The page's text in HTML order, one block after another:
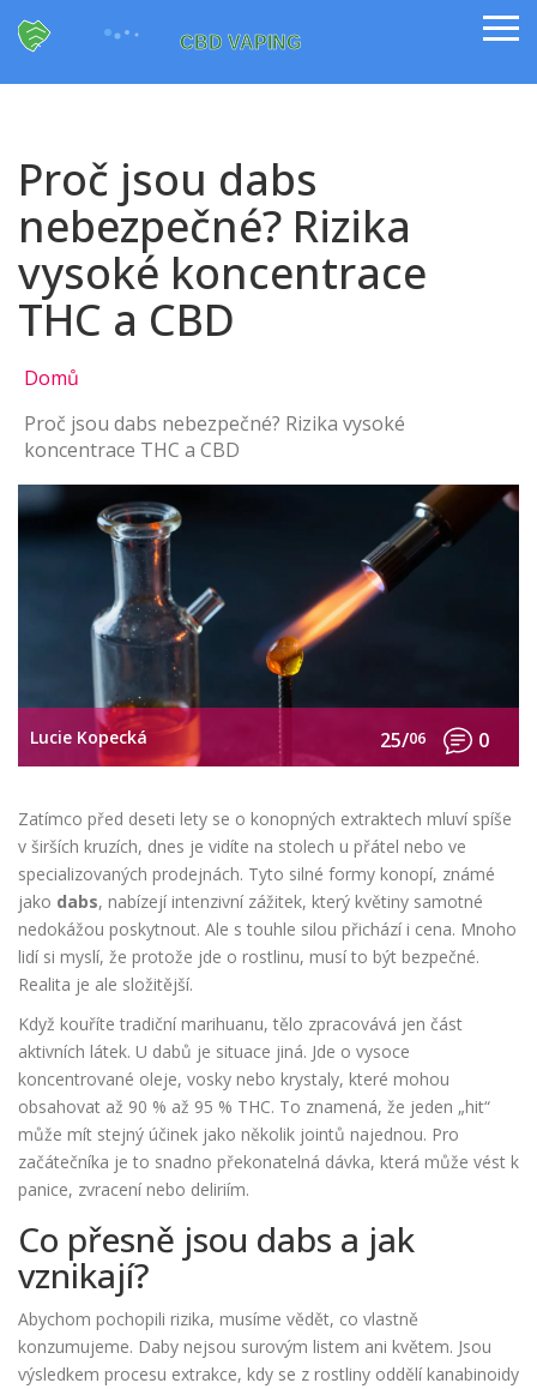
Proč jsou dabs
nebezpečné? Rizika
vysoké koncentrace
THC a CBD
Domů
Proč jsou dabs nebezpečné? Rizika vysoké
koncentrace THC a CBD
Lucie Kopecká 25/06 0
Zatímco před deseti lety se o konopných extraktech mluví spíše
v širších kruzích, dnes je vidíte na stolech u přátel nebo ve
specializovaných prodejnách. Tyto silné formy konopí, známé
jako dabs, nabízejí intenzivní zážitek, který květiny samotné
nedokážou poskytnout. Ale s touhle silou přichází i cena. Mnoho
lidí si myslí, že protože jde o rostlinu, musí to být bezpečné.
Realita je ale složitější.
Když kouříte tradiční marihuanu, tělo zpracovává jen část
aktivních látek. U dabů je situace jiná. Jde o vysoce
koncentrované oleje, vosky nebo krystaly, které mohou
obsahovat až 90 % až 95 % THC. To znamená, že jeden „hit“
může mít stejný účinek jako několik jointů najednou. Pro
začátečníka je to snadno překonatelná dávka, která může vést k
panice, zvracení nebo deliriím.
Co přesně jsou dabs a jak
vznikají?
Abychom pochopili rizika, musíme vědět, co vlastně
konzumujeme. Daby nejsou surovým listem ani květem. Jsou
výsledkem procesu extrakce, kdy se z rostliny oddělí kanabinoidy